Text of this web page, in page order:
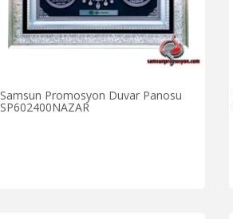
Samsun Promosyon Duvar Panosu
SP602400NAZAR